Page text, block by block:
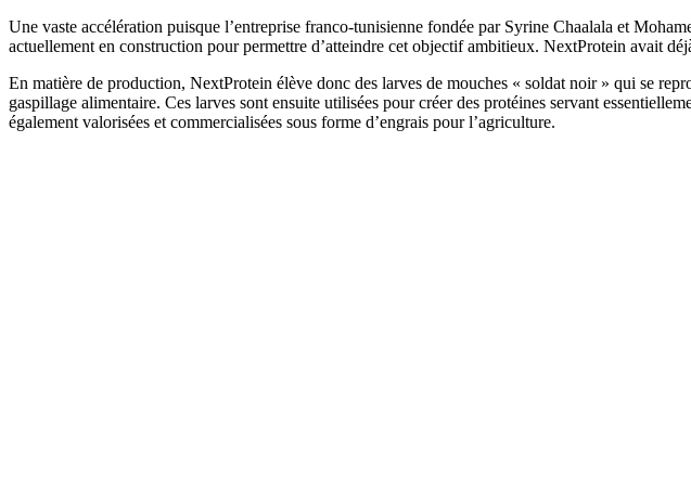
Une vaste accélération puisque l’entreprise franco-tunisienne fondée par Syrine Chaalala et
actuellement en construction pour permettre d’atteindre cet objectif ambitieux. NextProtein avait
En matière de production, NextProtein élève donc des larves de mouches « soldat noir » qui se
gaspillage alimentaire. Ces larves sont ensuite utilisées pour créer des protéines servant
également valorisées et commercialisées sous forme d’engrais pour l’agriculture.